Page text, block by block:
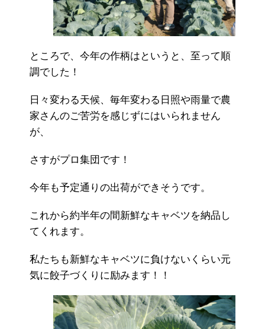
ところで、今年の作柄はというと、至って順
調でした！
日々変わる天候、毎年変わる日照や雨量で農
家さんのご苦労を感じずにはいられません
が、
さすがプロ集団です！
今年も予定通りの出荷ができそうです。
これから約半年の間新鮮なキャベツを納品し
てくれます。
私たちも新鮮なキャベツに負けないくらい元
気に餃子づくりに励みます！！